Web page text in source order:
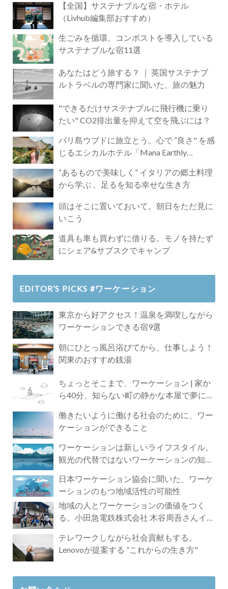
【全国】サステナブルな宿・ホテル
（Livhub編集部おすすめ）
生ごみを循環。コンポストを導入している
サステナブルな宿11選
あなたはどう旅する？ ｜ 英国サステナブ
ルトラベルの専門家に聞いた、旅の魅力
"できるだけサステナブルに飛行機に乗り
たい" CO2排出量を抑えて空を飛ぶには？
バリ島ウブドに旅立とう。心で ”良さ" を感
じるエシカルホテル「Mana Earthly
“あるもので美味しく” イタリアの郷土料理
から学ぶ 、足るを知る幸せな生き方
頭はそこに置いておいて。朝日をただ見に
いこう
道具も車も買わずに借りる。モノを持たず
にシェア&サブスクでキャンプ
EDITOR’S PICKS #ワーケーション
東京から好アクセス！温泉を満喫しながら
ワーケーションできる宿9選
朝にひとっ風呂浴びてから、仕事しよう！
関東のおすすめ銭湯
ちょっとそこまで、ワーケーション | 家か
ら40分、知らない町の静かな本屋で夢に近
働きたいように働ける社会のために、ワー
ケーションができること
ワーケーションは新しいライフスタイル。
観光の代替ではないワーケーションの知ら
日本ワーケーション協会に聞いた、ワーケ
ーションのもつ地域活性の可能性
地域の人とワーケーションの価値をつく
る。小田急電鉄株式会社 木谷周吾さんイン
テレワークしながら社会貢献もする。
Lenovoが提案する ”これからの生き方"